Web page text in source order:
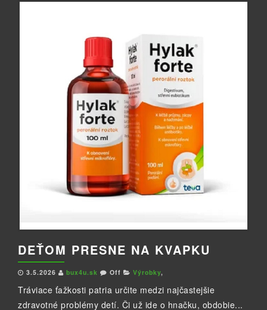
DEŤOM PRESNE NA KVAPKU
3.5.2026 bux4u.sk Off Výrobky,
Tráviace ťažkosti patria určite medzi najčastejšie
zdravotné problémy detí. Či už ide o hnačku, obdobie...